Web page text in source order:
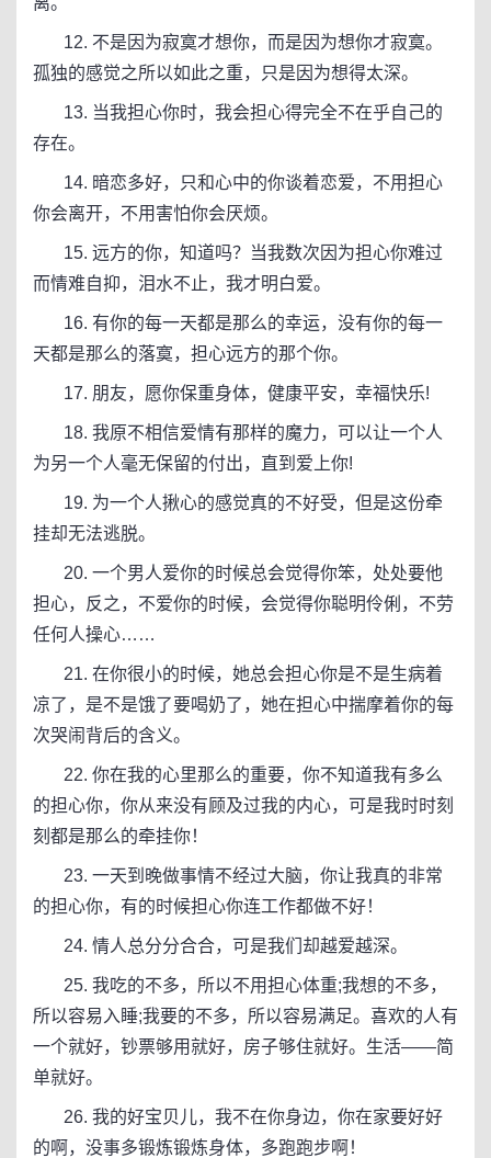
12. 不是因为寂寞才想你，而是因为想你才寂寞。
孤独的感觉之所以如此之重，只是因为想得太深。
13. 当我担心你时，我会担心得完全不在乎自己的
存在。
14. 暗恋多好，只和心中的你谈着恋爱，不用担心
你会离开，不用害怕你会厌烦。
15. 远方的你，知道吗？当我数次因为担心你难过
而情难自抑，泪水不止，我才明白爱。
16. 有你的每一天都是那么的幸运，没有你的每一
天都是那么的落寞，担心远方的那个你。
17. 朋友，愿你保重身体，健康平安，幸福快乐!
18. 我原不相信爱情有那样的魔力，可以让一个人
为另一个人毫无保留的付出，直到爱上你!
19. 为一个人揪心的感觉真的不好受，但是这份牵
挂却无法逃脱。
20. 一个男人爱你的时候总会觉得你笨，处处要他
担心，反之，不爱你的时候，会觉得你聪明伶俐，不劳
任何人操心……
21. 在你很小的时候，她总会担心你是不是生病着
凉了，是不是饿了要喝奶了，她在担心中揣摩着你的每
次哭闹背后的含义。
22. 你在我的心里那么的重要，你不知道我有多么
的担心你，你从来没有顾及过我的内心，可是我时时刻
刻都是那么的牵挂你！
23. 一天到晚做事情不经过大脑，你让我真的非常
的担心你，有的时候担心你连工作都做不好！
24. 情人总分分合合，可是我们却越爱越深。
25. 我吃的不多，所以不用担心体重;我想的不多，
所以容易入睡;我要的不多，所以容易满足。喜欢的人有
一个就好，钞票够用就好，房子够住就好。生活——简
单就好。
26. 我的好宝贝儿，我不在你身边，你在家要好好
的啊，没事多锻炼锻炼身体，多跑跑步啊！